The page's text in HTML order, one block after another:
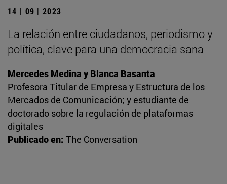
14 | 09 | 2023
La relación entre ciudadanos, periodismo y
política, clave para una democracia sana
Mercedes Medina y Blanca Basanta
Profesora Titular de Empresa y Estructura de los
Mercados de Comunicación; y estudiante de
doctorado sobre la regulación de plataformas
digitales
Publicado en: The Conversation